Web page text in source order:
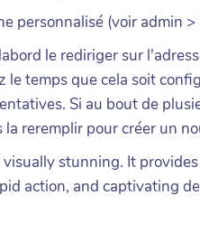
personnalisé (voir admin
le rediriger sur
temps que cela soit
Si au bout de
reremplir pour créer un
stunning. It
action, and captivating